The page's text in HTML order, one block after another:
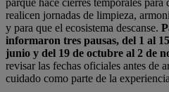
parque hace cierres temporales
realicen jornadas de limpieza,
y para que el ecosistema descanse.
informaron tres pausas, del 1 al
junio y del 19 de octubre al 2 de
revisar las fechas oficiales antes de
cuidado como parte de la